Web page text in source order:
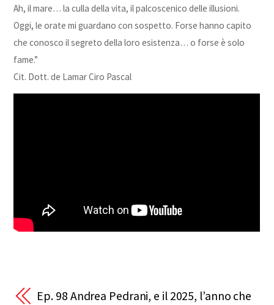
Ah, il mare… la culla della vita, il palcoscenico delle illusioni.
Oggi, le orate mi guardano con sospetto. Forse hanno capito
che conosco il segreto della loro esistenza… o forse è solo
fame.”
Cit. Dott. de Lamar Ciro Pascal
Ep. 98 Andrea Pedrani, e il 2025, l’anno che